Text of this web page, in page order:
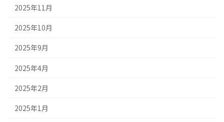
2025年11月
2025年10月
2025年9月
2025年4月
2025年2月
2025年1月